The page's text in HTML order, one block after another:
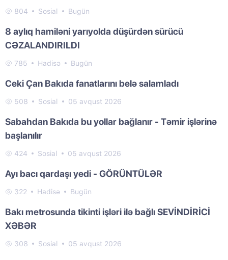
804 Sosial Bugün
8 aylıq hamiləni yarıyolda düşürdən sürücü
CƏZALANDIRILDI
785 Hadisə Bugün
Ceki Çan Bakıda fanatlarını belə salamladı
508 Sosial 05 avqust 2026
Sabahdan Bakıda bu yollar bağlanır - Təmir işlərinə
başlanılır
424 Sosial 05 avqust 2026
Ayı bacı qardaşı yedi - GÖRÜNTÜLƏR
322 Hadisə Bugün
Bakı metrosunda tikinti işləri ilə bağlı SEVİNDİRİCİ
XƏBƏR
308 Sosial 05 avqust 2026